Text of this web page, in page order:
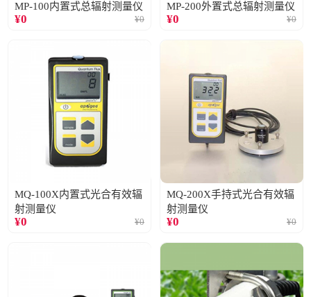
MP-100内置式总辐射测量仪
¥0 ¥0
MP-200外置式总辐射测量仪
¥0 ¥0
MQ-100X内置式光合有效辐
射测量仪
¥0 ¥0
MQ-200X手持式光合有效辐
射测量仪
¥0 ¥0